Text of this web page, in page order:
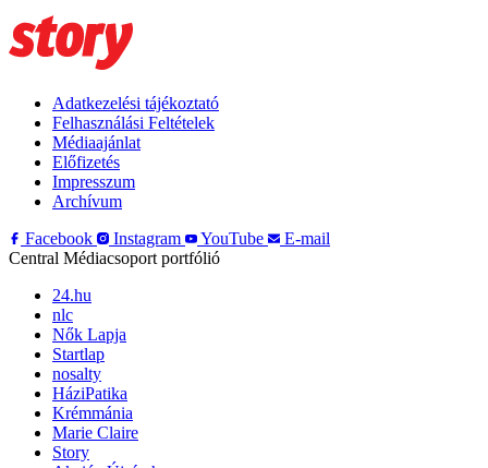
Adatkezelési tájékoztató
Felhasználási Feltételek
Médiaajánlat
Előfizetés
Impresszum
Archívum
Facebook
Instagram YouTube
E-mail
Central Médiacsoport portfólió
24.hu
nlc
Nők Lapja
Startlap
nosalty
HáziPatika
Krémmánia
Marie Claire
Story